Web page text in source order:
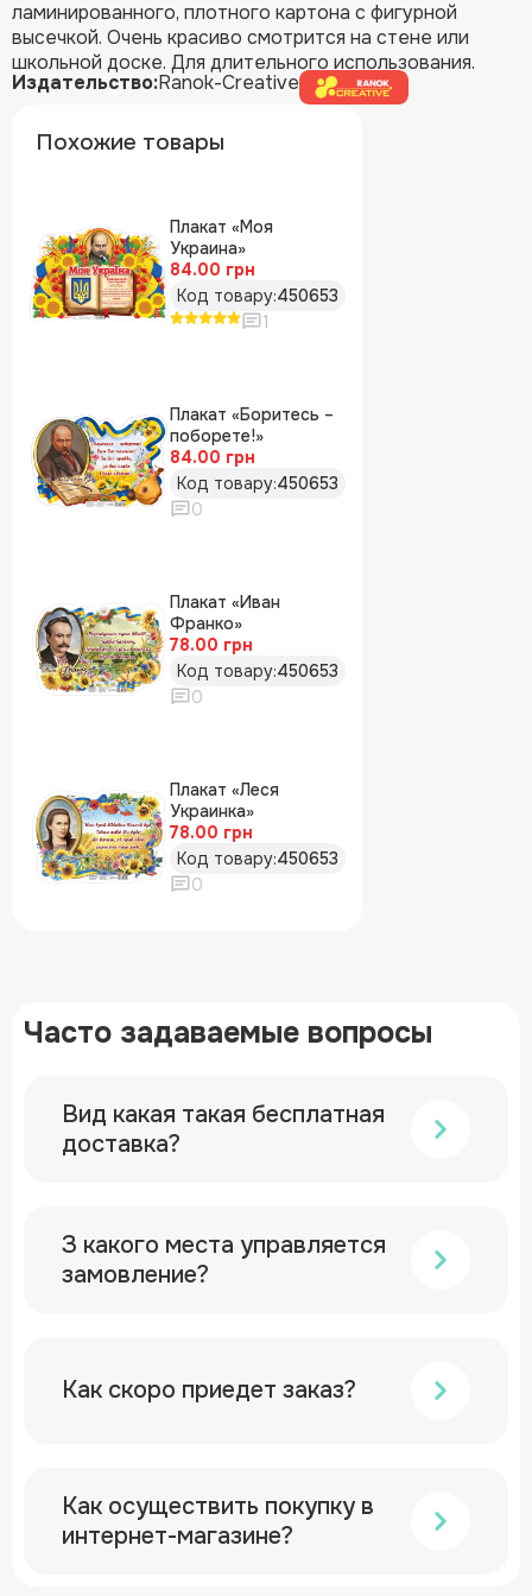
ламинированного, плотного картона с фигурной
высечкой. Очень красиво смотрится на стене или
школьной доске. Для длительного использования.
Издательство:Ranok-Creative
Похожие товары
Плакат «Моя
Украина»
84.00 грн
Код товару:450653
1
Плакат «Боритесь –
поборете!»
84.00 грн
Код товару:450653
0
Плакат «Иван
Франко»
78.00 грн
Код товару:450653
0
Плакат «Леся
Украинка»
78.00 грн
Код товару:450653
0
Часто задаваемые вопросы
Вид какая такая бесплатная
доставка?
З какого места управляется
замовление?
Как скоро приедет заказ?
Как осуществить покупку в
интернет-магазине?